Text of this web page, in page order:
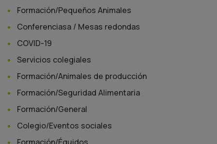
Formación/Pequeños Animales
Conferenciasa / Mesas redondas
COVID-19
Servicios colegiales
Formación/Animales de producción
Formación/Seguridad Alimentaria
Formación/General
Colegio/Eventos sociales